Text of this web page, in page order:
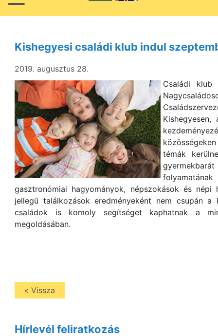
Kishegyesi családi klub indul
2019. augusztus 28.
Családi klub
témák
gasztronómiai hagyományok, népszokások és népi
jellegű találkozások eredményeként nem csupán
családok is komoly segítséget kaphatnak a
megoldásában.
« Vissza
Hírlevél feliratkozás